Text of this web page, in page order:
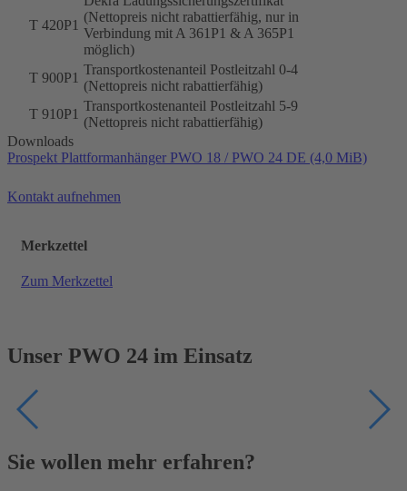
T 420P1
(Nettopreis nicht rabattierfähig, nur in
Verbindung mit A 361P1 & A 365P1
möglich)
T 900P1
Transportkostenanteil Postleitzahl 0-4
(Nettopreis nicht rabattierfähig)
T 910P1
Transportkostenanteil Postleitzahl 5-9
(Nettopreis nicht rabattierfähig)
Downloads
Prospekt Plattformanhänger PWO 18 / PWO 24 DE (4,0 MiB)
Kontakt aufnehmen
Merkzettel
Zum Merkzettel
Unser PWO 24 im Einsatz
Sie wollen mehr erfahren?